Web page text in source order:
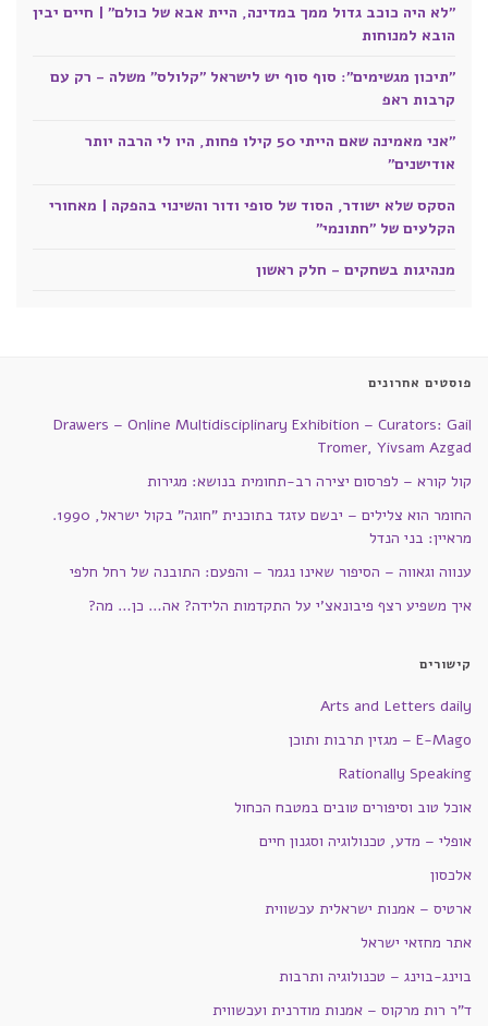
"לא היה כוכב גדול ממך במדינה, היית אבא של כולם" | חיים יבין
הובא למנוחות
"תיכון מגשימים": סוף סוף יש לישראל "קלולס" משלה - רק עם
קרבות ראפ
"אני מאמינה שאם הייתי 50 קילו פחות, היו לי הרבה יותר
אודישנים"
הסקס שלא ישודר, הסוד של סופי ודור והשינוי בהפקה | מאחורי
הקלעים של "חתונמי"
מנהיגות בשחקים - חלק ראשון
פוסטים אחרונים
Drawers – Online Multidisciplinary Exhibition – Curators: Gail
Tromer, Yivsam Azgad
קול קורא – לפרסום יצירה רב-תחומית בנושא: מגירות
החומר הוא צלילים – יבשם עזגד בתוכנית "חוגה" בקול ישראל, 1990.
מראיין: בני הנדל
ענווה וגאווה – הסיפור שאינו נגמר – והפעם: התובנה של רחל חלפי
איך משפיע רצף פיבונאצ'י על התקדמות הלידה? אה… כן… מה?
קישורים
Arts and Letters daily
E-Mago – מגזין תרבות ותוכן
Rationally Speaking
אוכל טוב וסיפורים טובים במטבח הכחול
אופלי – מדע, טכנולוגיה וסגנון חיים
אלכסון
ארטיס – אמנות ישראלית עכשווית
אתר מחזאי ישראל
בוינג-בוינג – טכנולוגיה ותרבות
ד"ר רות מרקוס – אמנות מודרנית ועכשווית